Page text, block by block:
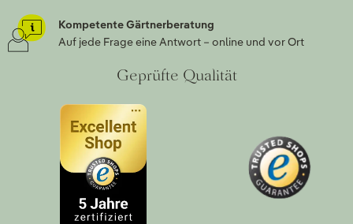
Kompetente Gärtnerberatung
Auf jede Frage eine Antwort – online und vor Ort
Geprüfte Qualität